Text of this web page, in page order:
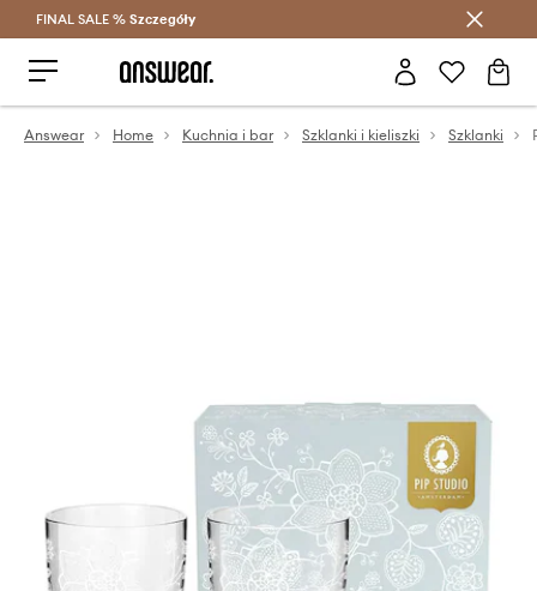
Oszczędzaj z Answear Club >
FINAL SALE % Szczegóły
Answear Home Kuchnia i bar Szklanki i kieliszki Szklanki